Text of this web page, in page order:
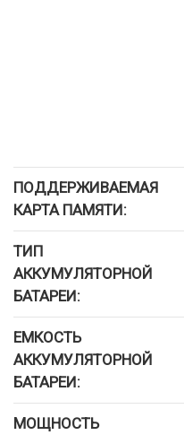
ПОДДЕРЖИВАЕМАЯ
КАРТА ПАМЯТИ:
ТИП
АККУМУЛЯТОРНОЙ
БАТАРЕИ:
ЕМКОСТЬ
АККУМУЛЯТОРНОЙ
БАТАРЕИ:
МОЩНОСТЬ